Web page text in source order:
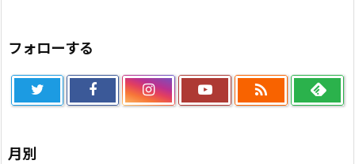
フォローする

月別